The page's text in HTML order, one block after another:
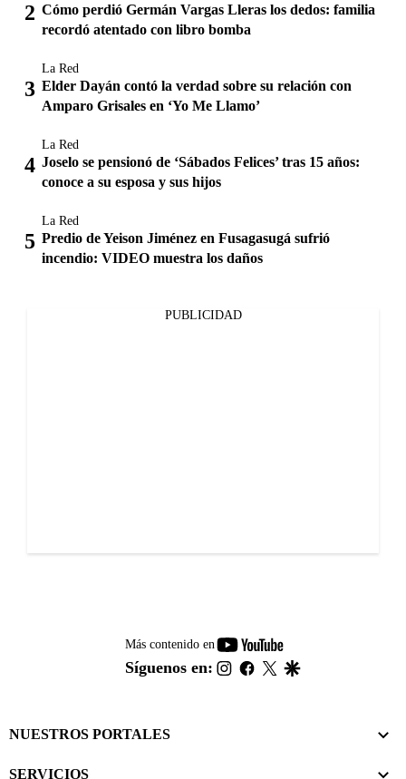
Cómo perdió Germán Vargas Lleras los dedos: familia
recordó atentado con libro bomba
La Red
Elder Dayán contó la verdad sobre su relación con
Amparo Grisales en ‘Yo Me Llamo’
La Red
Joselo se pensionó de ‘Sábados Felices’ tras 15 años:
conoce a su esposa y sus hijos
La Red
Predio de Yeison Jiménez en Fusagasugá sufrió
incendio: VIDEO muestra los daños
PUBLICIDAD
Más contenido en
youtube-
footer
Síguenos en: instagram
facebook
twitter
NUESTROS PORTALES
SERVICIOS